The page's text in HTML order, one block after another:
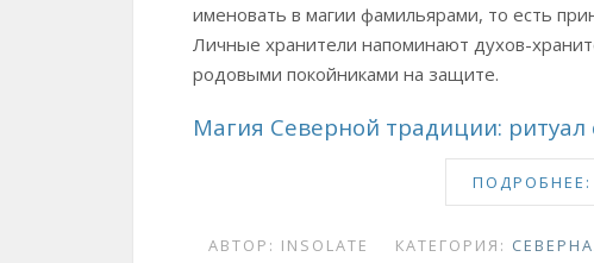
именовать в магии фамильярами, то есть
Личные хранители напоминают духов-
родовыми покойниками на защите.
Магия Северной традиции:
АВТОР: INSOLATE КАТЕГОРИЯ: